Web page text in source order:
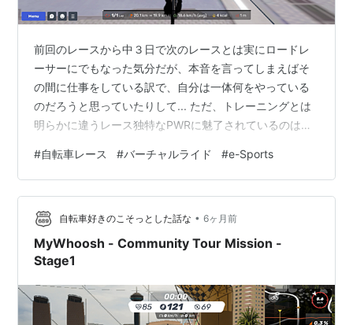
前回のレースから中３日で次のレースとは実にロードレ
ーサーにでもなった気分だが、本音を言ってしまえばそ
の間に仕事をしている訳で、自分は一体何をやっている
のだろうと思っていたりして... ただ、トレーニングとは
明らかに違うレース独特なPWRに魅了されているのは確
現できるのは実に面白い。 てな訳で今回もミッションレ
ポート。 ミッション：MyWhoosh Community Tour
Mission Stage2 参 加 日 時：5 February 2026 AM11:30
(Japan) コースプロファイル： mywhooshinfo.com 今…
#自転車レース #バーチャルライド #e-Sports
自転車好きのこそっとした話な • 6ヶ月前
MyWhoosh - Community Tour Mission -
Stage1